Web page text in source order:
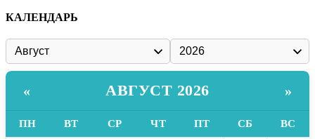
КАЛЕНДАРЬ
« АВГУСТ 2026 »
ПН ВТ СР ЧТ ПТ СБ ВС